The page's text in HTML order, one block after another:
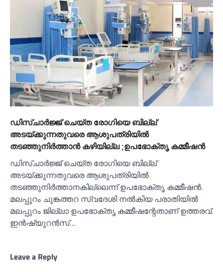
ഡിസ്ചാര്‍ജ്ജ് ചെയ്ത രോഗിയെ ബില്ല്
അടയ്ക്കുന്നതുവരെ ആശുപത്രിയില്‍
തടഞ്ഞുനിര്‍ത്താൻ കഴിയില്ല ;ഉപഭോക്തൃ കമ്മീഷൻ
ഡിസ്ചാർജ്ജ് ചെയ്ത രോഗിയെ ബില്ല്
അടയ്ക്കുന്നതുവരെ ആശുപത്രിയില്‍
തടഞ്ഞുനിർത്താനകില്ലെന്ന് ഉപഭോക്തൃ കമ്മീഷൻ.
മലപ്പുറം ചുങ്കത്തറ സ്വദേശി നല്‍കിയ പരാതിയില്‍
മലപ്പുറം ജില്ലാ ഉപഭോക്തൃ കമ്മീഷന്റേതാണ് ഉത്തരവ്.
ഇൻഷ്യുറൻസ്…
Leave a Reply